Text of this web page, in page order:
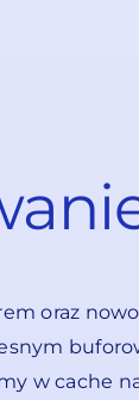
oraz
w cache